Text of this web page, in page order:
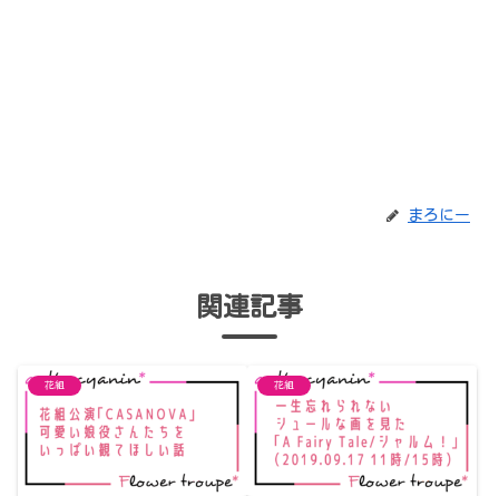
まろにー
関連記事
花組 花組